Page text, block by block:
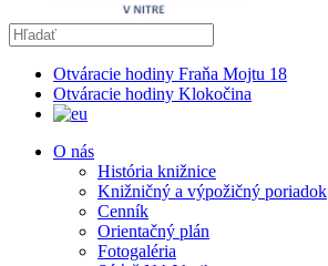
Otváracie hodiny Fraňa Mojtu 18
Otváracie hodiny Klokočina
O nás
História knižnice
Knižničný a výpožičný poriadok
Cenník
Orientačný plán
Fotogaléria